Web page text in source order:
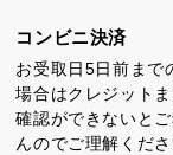
コンビニ決済
お受取日5日前まで
場合はクレジット
確認ができないと
んのでご理解くださ